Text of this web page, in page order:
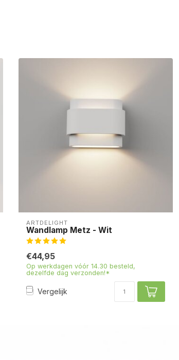
ARTDELIGHT
Wandlamp Metz - Wit
€44,95
Op werkdagen vóór 14.30 besteld,
dezelfde dag verzonden!*
Vergelijk